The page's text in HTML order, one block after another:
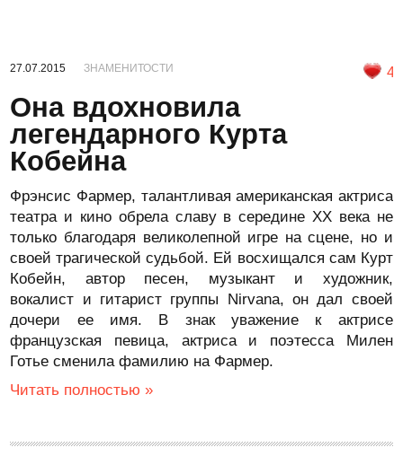
27.07.2015 ЗНАМЕНИТОСТИ 4
Она вдохновила
легендарного Курта
Кобейна
Фрэнсис Фармер, талантливая американская актриса
театра и кино обрела славу в середине XX века не
только благодаря великолепной игре на сцене, но и
своей трагической судьбой. Ей восхищался сам Курт
Кобейн, автор песен, музыкант и художник,
вокалист и гитарист группы Nirvana, он дал своей
дочери ее имя. В знак уважение к актрисе
французская певица, актриса и поэтесса Милен
Готье сменила фамилию на Фармер.
Читать полностью »